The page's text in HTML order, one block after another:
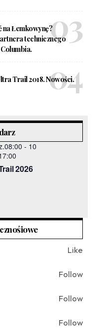
na Łemkowynę?
technicznego
Trail 2018. Nowości.
- 10
2026
Like
Follow
Follow
Follow